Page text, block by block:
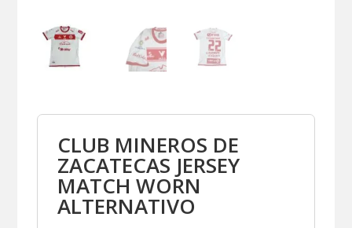
CLUB MINEROS DE
ZACATECAS JERSEY
MATCH WORN
ALTERNATIVO